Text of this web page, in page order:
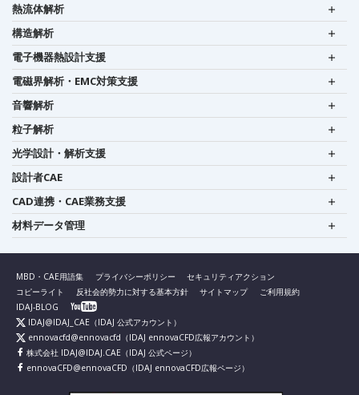
熱流体解析
構造解析
電子機器熱設計支援
電磁界解析・EMC対策支援
音響解析
粒子解析
光学設計・解析支援
設計者CAE
CAD連携・CAE業務支援
材料データ管理
MBD・CAE用語集 プライバシーポリシー
セキュリティアクション
コピーライト
反社会的勢力に対する基本方針 サイトマップ
ご利用規約
IDAJ-BLOG
IDAJ@IDAJ_CAE （IDAJ 公式アカウント）
ennovacfd@ennovacfd （IDAJ ennovaCFD広報アカウント）
株式会社 IDAJ@IDAJ.CAE （IDAJ 公式ページ）
ennovaCFD@ennovaCFD （IDAJ ennovaCFD広報ページ）